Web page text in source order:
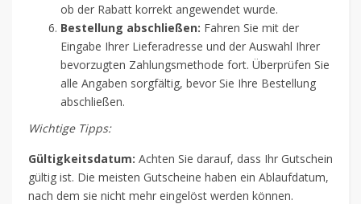
ob der Rabatt korrekt angewendet wurde.
Bestellung abschließen: Fahren Sie mit der
Eingabe Ihrer Lieferadresse und der Auswahl Ihrer
bevorzugten Zahlungsmethode fort. Überprüfen Sie
alle Angaben sorgfältig, bevor Sie Ihre Bestellung
abschließen.
Wichtige Tipps:
Gültigkeitsdatum: Achten Sie darauf, dass Ihr Gutschein
gültig ist. Die meisten Gutscheine haben ein Ablaufdatum,
nach dem sie nicht mehr eingelöst werden können.